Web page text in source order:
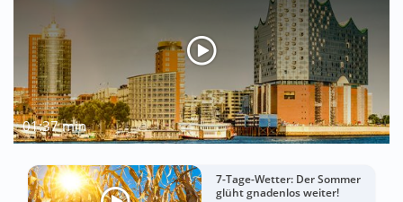
01:37 min
7-Tage-Wetter: Der Sommer
glüht gnadenlos weiter!